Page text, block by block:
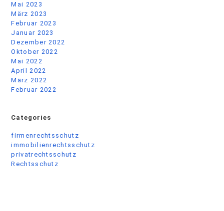
Mai 2023
März 2023
Februar 2023
Januar 2023
Dezember 2022
Oktober 2022
Mai 2022
April 2022
März 2022
Februar 2022
Categories
firmenrechtsschutz
immobilienrechtsschutz
privatrechtsschutz
Rechtsschutz